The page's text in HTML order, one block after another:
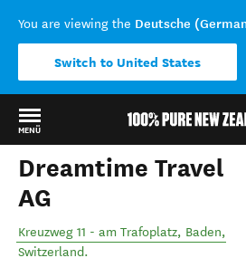
You are viewing the Deutsche
Switch to United States
MENÜ
Back to my results
Dreamtime Travel
AG
Kreuzweg 11 - am Trafoplatz, Baden,
Switzerland.